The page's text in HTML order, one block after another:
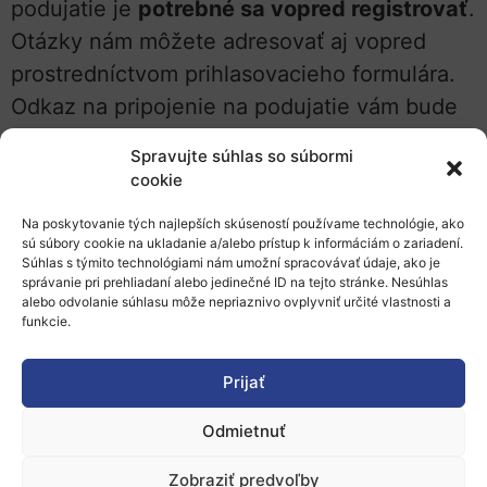
Spravujte súhlas so súbormi
cookie
Na poskytovanie tých najlepších skúseností používame technológie, ako
sú súbory cookie na ukladanie a/alebo prístup k informáciám o zariadení.
Súhlas s týmito technológiami nám umožní spracovávať údaje, ako je
správanie pri prehliadaní alebo jedinečné ID na tejto stránke. Nesúhlas
alebo odvolanie súhlasu môže nepriaznivo ovplyvniť určité vlastnosti a
funkcie.
Prijať
Odmietnuť
Zobraziť predvoľby
podujatie je potrebné sa vopred registrovať.
Otázky nám môžete adresovať aj vopred
prostredníctvom prihlasovacieho formulára.
Odkaz na pripojenie na podujatie vám bude
podujatie. Starostlivo si ho uchovajte.
Program podujatia – zmena programu
vyhradená organizátorom
Prednášky týkajúce sa KIC EIT zastrešené
zahraničnými rečníkmi budú prezentované
v anglickom jazyku bez tlmočenia.
Prezentácie z podujatia: